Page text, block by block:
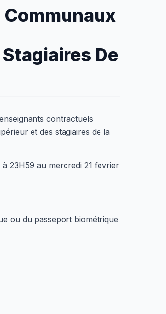
De
contractuels
et des stagiaires de la
23H59 au mercredi 21 février
ou du passeport biométrique